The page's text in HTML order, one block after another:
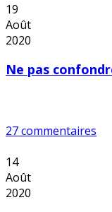
19
Août
2020
Ne pas
27 commentaires
14
Août
2020